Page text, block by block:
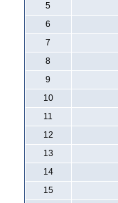
5
6
7
8
9
10
11
12
13
14
15